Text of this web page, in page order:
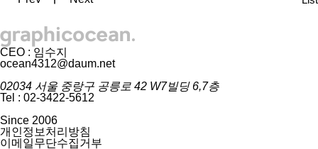
CEO : 임수지
ocean4312@daum.net
02034 서울 중랑구 공릉로 42 W7빌딩 6,7층
Tel : 02-3422-5612
Since 2006
개인정보처리방침
이메일무단수집거부